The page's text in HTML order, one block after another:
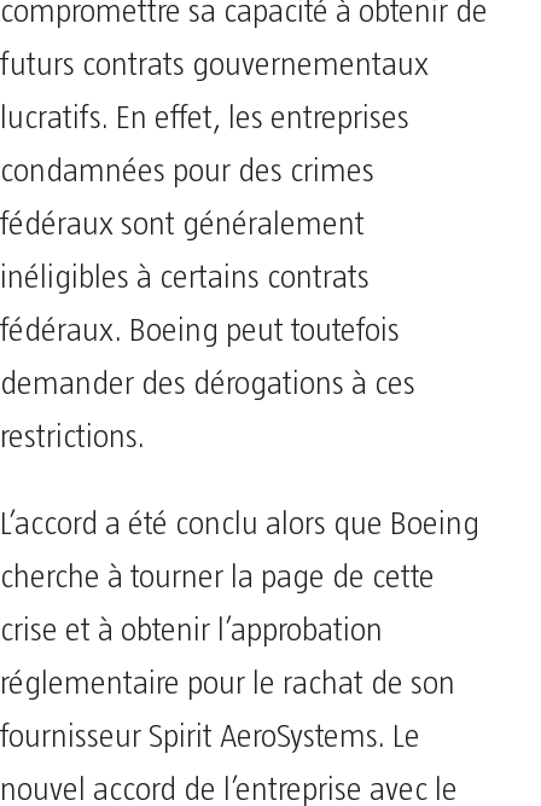
compromettre sa capacité à obtenir de
futurs contrats gouvernementaux
lucratifs. En effet, les entreprises
condamnées pour des crimes
fédéraux sont généralement
inéligibles à certains contrats
fédéraux. Boeing peut toutefois
demander des dérogations à ces
restrictions.
L’accord a été conclu alors que Boeing
cherche à tourner la page de cette
crise et à obtenir l’approbation
réglementaire pour le rachat de son
fournisseur Spirit AeroSystems. Le
nouvel accord de l’entreprise avec le